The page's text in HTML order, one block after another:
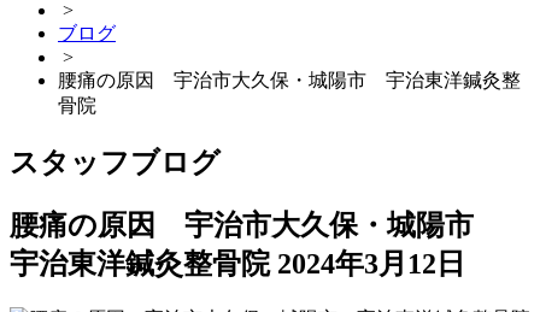
>
ブログ
>
腰痛の原因 宇治市大久保・城陽市 宇治東洋鍼灸整
骨院
スタッフブログ
腰痛の原因 宇治市大久保・城陽市
宇治東洋鍼灸整骨院 2024年3月12日